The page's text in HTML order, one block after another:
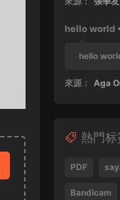
hello world
hello
來源： Aga
這張還沒
來源： 張學
SPad •
熱門标
PDF
Bandicam